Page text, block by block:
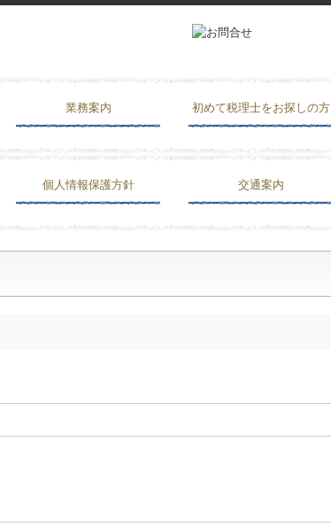
業務案内 初めて税理士をお探しの方
個人情報保護方針 交通案内